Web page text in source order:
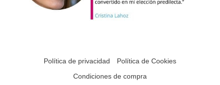
Política de privacidad
Política de Cookies
Condiciones de compra